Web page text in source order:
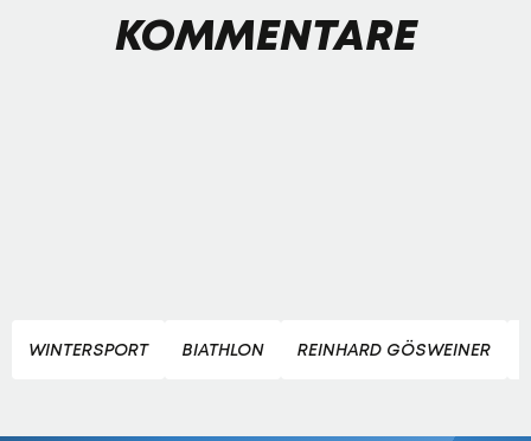
KOMMENTARE
WINTERSPORT BIATHLON REINHARD GÖSWEINER